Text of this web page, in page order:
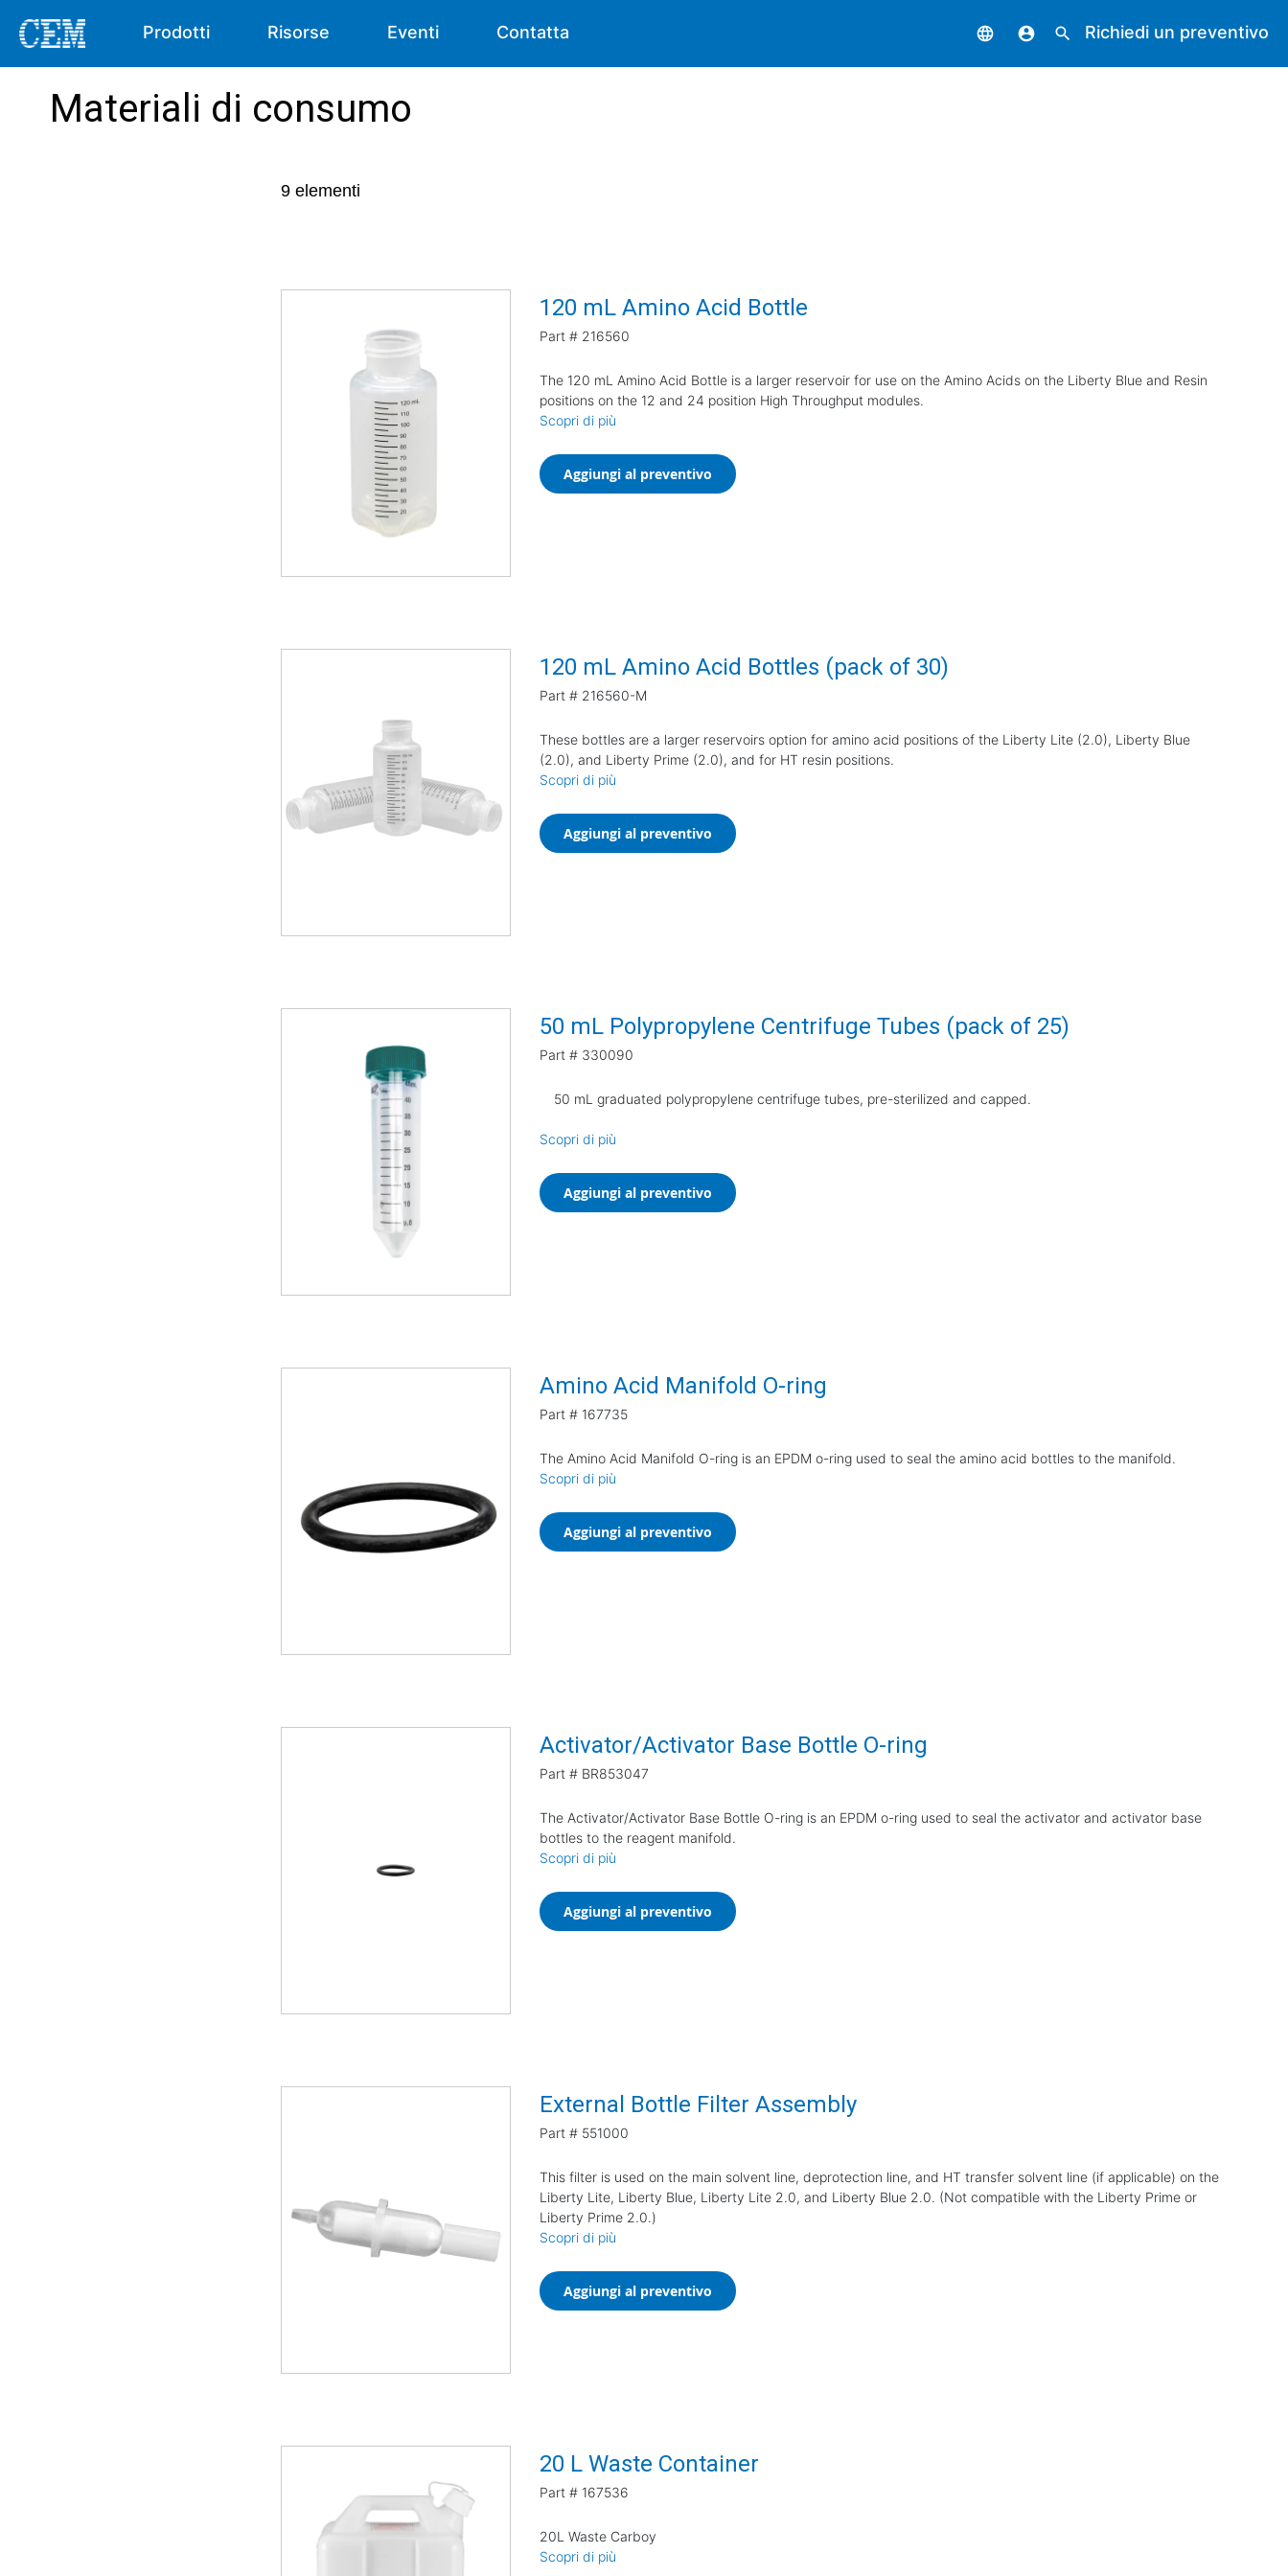
Prodotti Risorse Eventi Contatta language account_circle search Richiedi un preventivo
Materiali di consumo
9 elementi
120 mL Amino Acid Bottle
Part # 216560
The 120 mL Amino Acid Bottle is a larger reservoir for use on the Amino Acids on the Liberty Blue and Resin
positions on the 12 and 24 position High Throughput modules.
Scopri di più
Aggiungi al preventivo
120 mL Amino Acid Bottles (pack of 30)
Part # 216560-M
These bottles are a larger reservoirs option for amino acid positions of the Liberty Lite (2.0), Liberty Blue
(2.0), and Liberty Prime (2.0), and for HT resin positions.
Scopri di più
Aggiungi al preventivo
50 mL Polypropylene Centrifuge Tubes (pack of 25)
Part # 330090
50 mL graduated polypropylene centrifuge tubes, pre-sterilized and capped.
Scopri di più
Aggiungi al preventivo
Amino Acid Manifold O-ring
Part # 167735
The Amino Acid Manifold O-ring is an EPDM o-ring used to seal the amino acid bottles to the manifold.
Scopri di più
Aggiungi al preventivo
Activator/Activator Base Bottle O-ring
Part # BR853047
The Activator/Activator Base Bottle O-ring is an EPDM o-ring used to seal the activator and activator base
bottles to the reagent manifold.
Scopri di più
Aggiungi al preventivo
External Bottle Filter Assembly
Part # 551000
This filter is used on the main solvent line, deprotection line, and HT transfer solvent line (if applicable) on the
Liberty Lite, Liberty Blue, Liberty Lite 2.0, and Liberty Blue 2.0. (Not compatible with the Liberty Prime or
Liberty Prime 2.0.)
Scopri di più
Aggiungi al preventivo
20 L Waste Container
Part # 167536
20L Waste Carboy
Scopri di più